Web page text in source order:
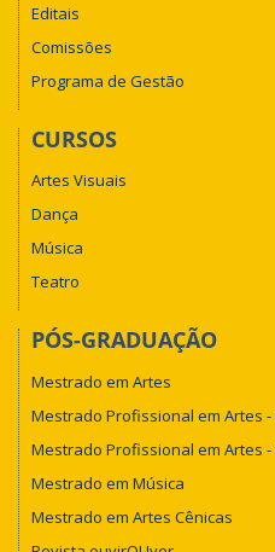
Editais
Comissões
Programa de Gestão
CURSOS
Artes Visuais
Dança
Música
Teatro
PÓS-GRADUAÇÃO
Mestrado em Artes
Mestrado Profissional em Artes -
Mestrado Profissional em Artes -
Mestrado em Música
Mestrado em Artes Cênicas